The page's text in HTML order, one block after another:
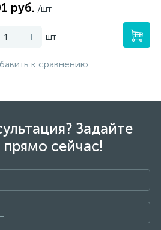
руб. /шт
+ шт
к сравнению
Задайте
прямо сейчас!